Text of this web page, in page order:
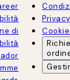
di
Privacy